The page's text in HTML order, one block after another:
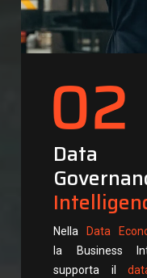
Data
Nella Data
la Business
supporta il